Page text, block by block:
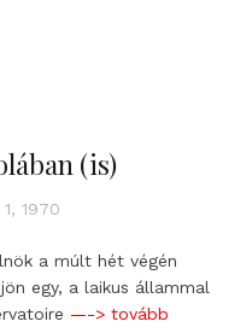
(is)
1970
a múlt hét végén
egy, a laikus állammal
—-> tovább